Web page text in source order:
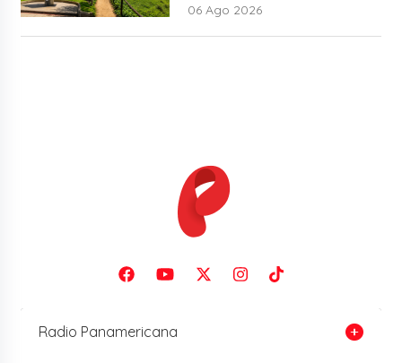
06 Ago 2026
Radio Panamericana